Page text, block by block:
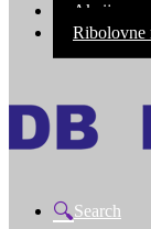
Akcija
Ribolovne
Search